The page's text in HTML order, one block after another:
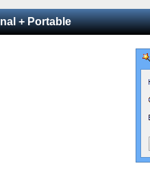
+ Portable